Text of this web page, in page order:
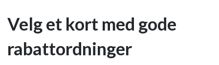
Velg et kort med gode
rabattordninger